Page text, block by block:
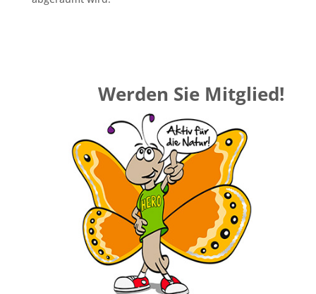
Werden Sie Mitglied!